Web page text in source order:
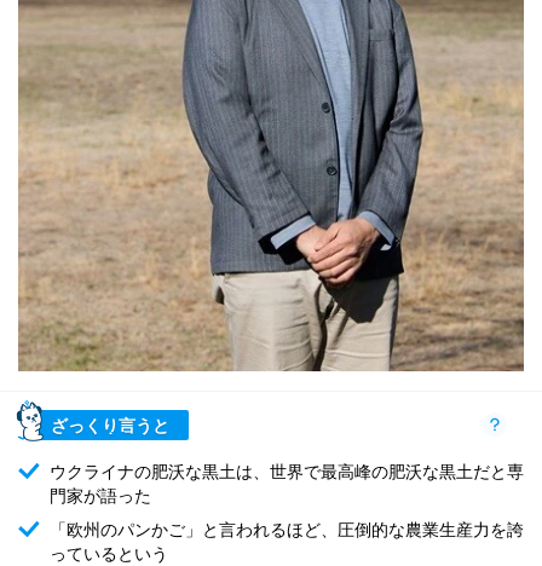
ざっくり言うと
ウクライナの肥沃な黒土は、世界で最高峰の肥沃な黒土だと専
門家が語った
「欧州のパンかご」と言われるほど、圧倒的な農業生産力を誇
っているという